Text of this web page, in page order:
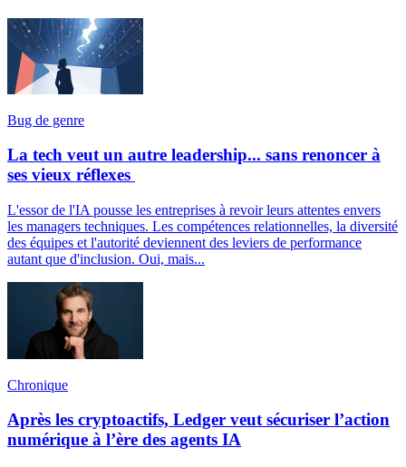
Bug de genre
La tech veut un autre leadership... sans renoncer à
ses vieux réflexes
L'essor de l'IA pousse les entreprises à revoir leurs attentes envers
les managers techniques. Les compétences relationnelles, la diversité
des équipes et l'autorité deviennent des leviers de performance
autant que d'inclusion. Oui, mais...
Chronique
Après les cryptoactifs, Ledger veut sécuriser l’action
numérique à l’ère des agents IA